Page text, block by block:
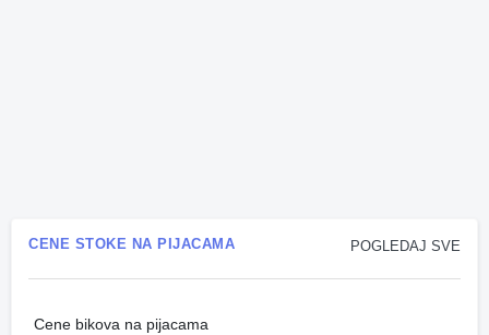
POGLEDAJ SVE
CENE STOKE NA PIJACAMA
Cene bikova na pijacama